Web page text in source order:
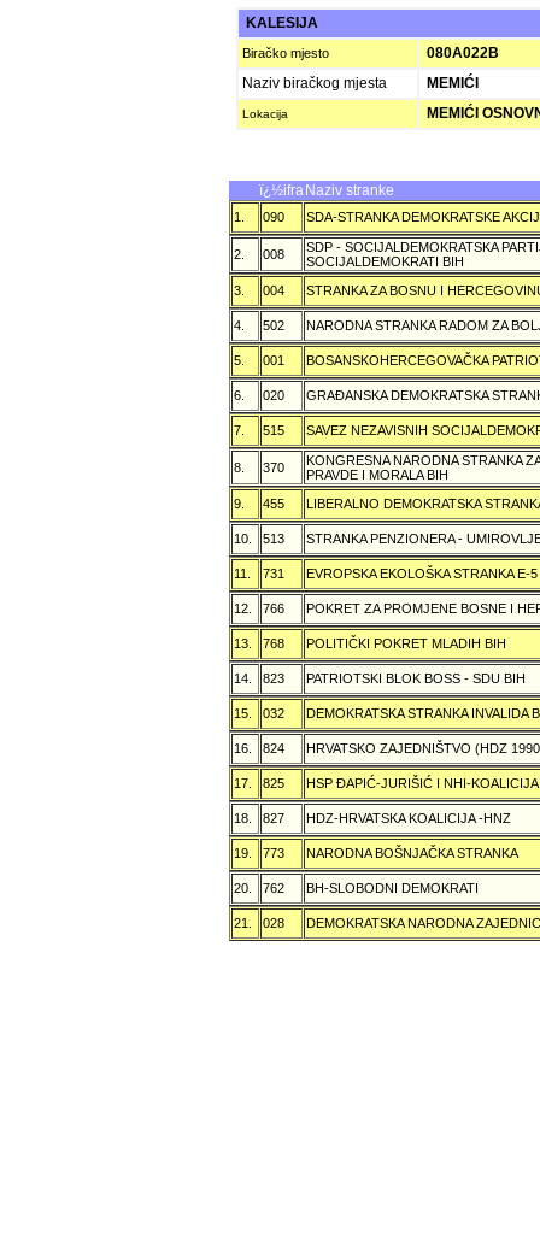
KALESIJA
Biračko mjesto
080A022B
Naziv biračkog mjesta
MEMIĆI
Lokacija MEMIĆI
ï¿½ifra Naziv stranke
1. 090 SDA-STRANKA DEMOKRATSKE
2. 008
SDP - SOCIJALDEMOKRATSKA
SOCIJALDEMOKRATI BIH
3.
004 STRANKA ZA BOSNU I
4. 502 NARODNA STRANKA RADOM ZA
5. 001 BOSANSKOHERCEGOVAČKA
6. 020 GRAÐANSKA DEMOKRATSKA
7. 515 SAVEZ NEZAVISNIH
8. 370
KONGRESNA NARODNA STRANKA
PRAVDE I MORALA BIH
9.
455 LIBERALNO DEMOKRATSKA
10. 513 STRANKA PENZIONERA -
11. 731 EVROPSKA EKOLOŠKA STRANKA E-5
12. 766 POKRET ZA PROMJENE BOSNE I
13. 768 POLITIČKI POKRET MLADIH BIH
14. 823 PATRIOTSKI BLOK BOSS - SDU BIH
15. 032 DEMOKRATSKA STRANKA INVALIDA
16. 824 HRVATSKO ZAJEDNIŠTVO (HDZ
17. 825 HSP ÐAPIĆ-JURIŠIĆ I NHI-
18. 827 HDZ-HRVATSKA KOALICIJA -HNZ
19. 773 NARODNA BOŠNJAČKA STRANKA
20. 762 BH-SLOBODNI DEMOKRATI
21. 028 DEMOKRATSKA NARODNA